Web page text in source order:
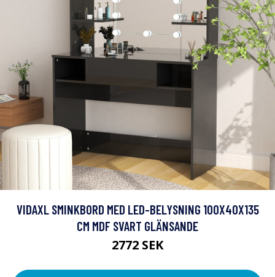
VIDAXL SMINKBORD MED LED-BELYSNING 100X40X135
CM MDF SVART GLÄNSANDE
2772 SEK